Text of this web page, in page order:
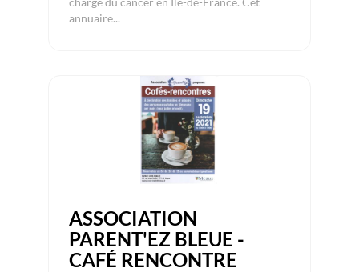
annuaire...
ASSOCIATION
PARENT'EZ BLEUE -
CAFÉ RENCONTRE